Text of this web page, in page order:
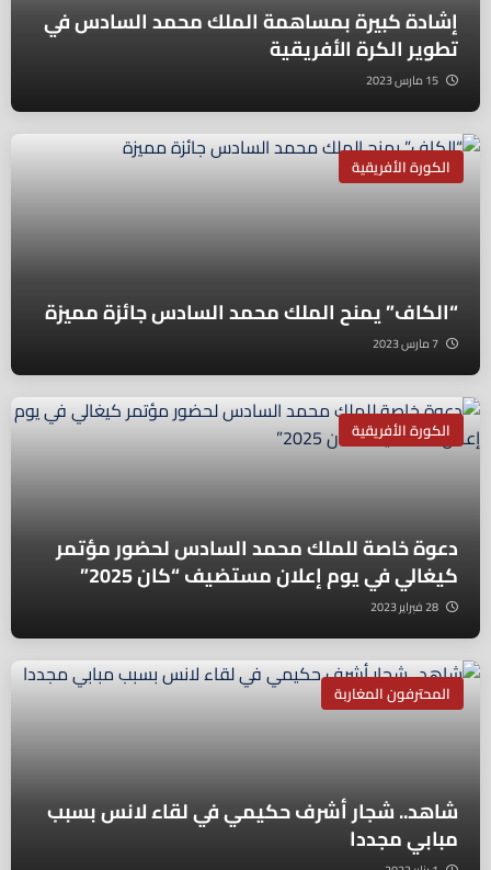
إشادة كبيرة بمساهمة الملك محمد السادس في
تطوير الكرة الأفريقية
الكورة الأفريقية
“الكاف” يمنح الملك محمد السادس جائزة مميزة
الكورة الأفريقية
دعوة خاصة للملك محمد السادس لحضور مؤتمر
كيغالي في يوم إعلان مستضيف “كان 2025”
المحترفون المغاربة
شاهد.. شجار أشرف حكيمي في لقاء لانس بسبب
مبابي مجددا